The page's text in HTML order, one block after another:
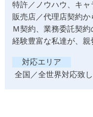
特許／ノウハウ、キャ
販売店／代理店契約
Ｍ契約、業務委託契
経験豊富な私達が、親
対応エリア
全国／全世界対応致し